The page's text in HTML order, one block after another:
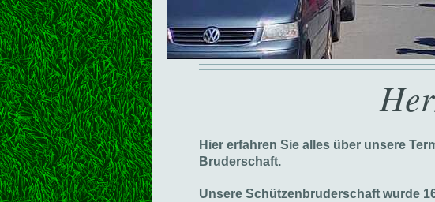
Hier erfahren Sie alles über unsere
Bruderschaft.
Unsere Schützenbruderschaft wurde